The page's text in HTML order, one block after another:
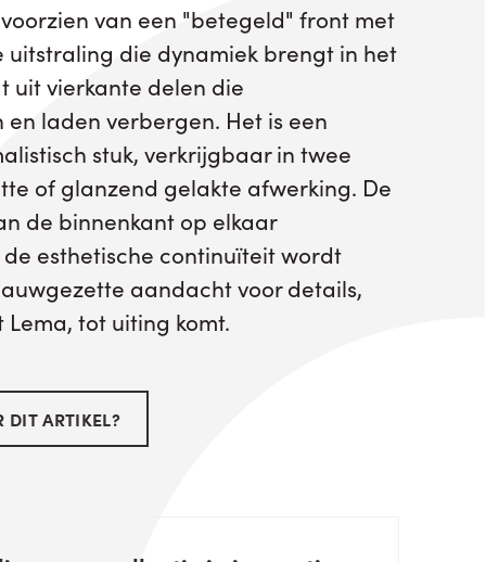
van een "betegeld" front met
uitstraling die dynamiek brengt in het
uit vierkante delen die
laden verbergen. Het is een
stuk, verkrijgbaar in twee
of glanzend gelakte afwerking. De
de binnenkant op elkaar
esthetische continuïteit wordt
aandacht voor details,
Lema, tot uiting komt.
DIT ARTIKEL?